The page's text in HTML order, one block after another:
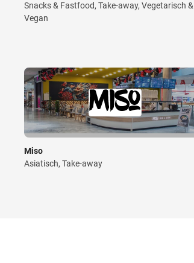
Snacks & Fastfood, Take-away, Vegetarisch &
Vegan
Miso
Asiatisch, Take-away